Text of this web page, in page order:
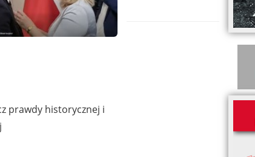
prawdy historycznej i